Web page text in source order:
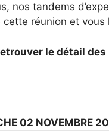
nos tandems
réunion et
le détail
02 NOVEMBRE